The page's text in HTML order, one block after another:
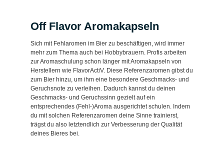
Off Flavor Aromakapseln
Sich mit Fehlaromen im Bier zu beschäftigen, wird immer
mehr zum Thema auch bei Hobbybrauern. Profis arbeiten
zur Aromaschulung schon länger mit Aromakapseln von
Herstellern wie FlavorActiV. Diese Referenzaromen gibst du
zum Bier hinzu, um ihm eine besondere Geschmacks- und
Geruchsnote zu verleihen. Dadurch kannst du deinen
Geschmacks- und Geruchssinn gezielt auf ein
entsprechendes (Fehl-)Aroma ausgerichtet schulen. Indem
du mit solchen Referenzaromen deine Sinne trainierst,
trägst du also letztendlich zur Verbesserung der Qualität
deines Bieres bei.